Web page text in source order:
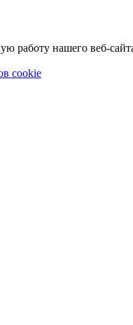
нашего веб-
cookie